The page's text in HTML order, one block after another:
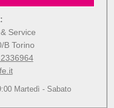
Service
B Torino
Martedì - Sabato